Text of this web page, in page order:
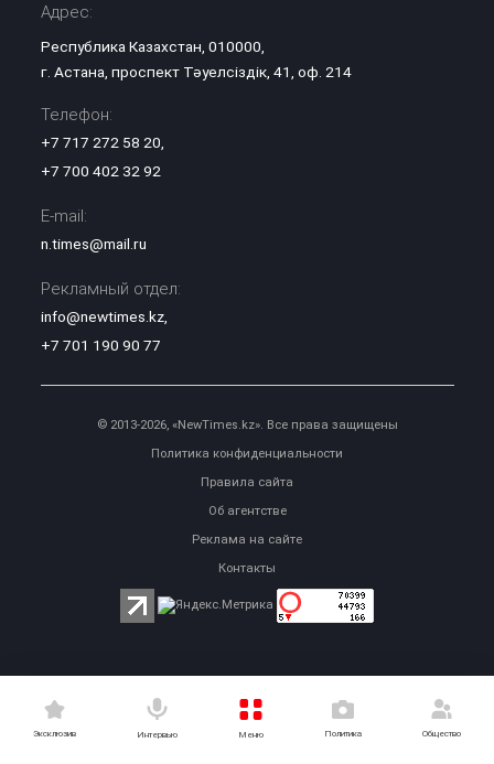
Эксклюзив Интервью Меню Политика Общество
Адрес:
Республика Казахстан, 010000,
г. Астана, проспект Тәуелсіздік, 41, оф. 214
Телефон:
+7 717 272 58 20
+7 700 402 32 92
E-mail:
n.times@mail.ru
Рекламный отдел:
info@newtimes.kz,
+7 701 190 90 77
© 2013-2026, «NewTimes.kz». Все права защищены
Политика конфиденциальности
Правила сайта
Об агентстве
Реклама на сайте
Контакты